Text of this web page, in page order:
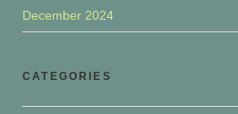
December 2024
CATEGORIES